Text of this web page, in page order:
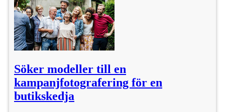
Söker modeller till en
kampanjfotografering för en
butikskedja